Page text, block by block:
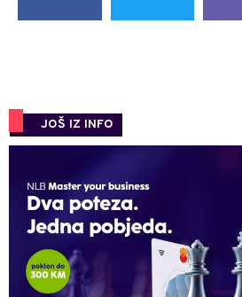
JOŠ IZ INFO